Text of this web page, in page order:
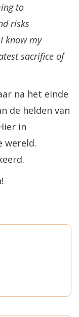
to
risks
know my
sacrifice of
na het einde
de helden van
in
wereld.